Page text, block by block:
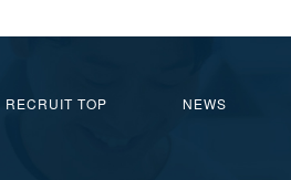
RECRUIT TOP NEWS